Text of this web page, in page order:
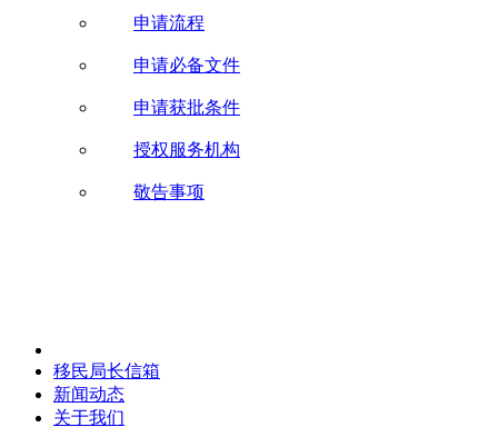
申请流程
申请必备文件
申请获批条件
授权服务机构
敬告事项
移民局长信箱
新闻动态
关于我们